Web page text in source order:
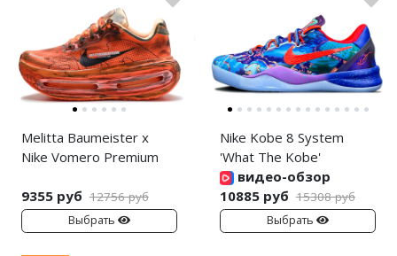
Melitta Baumeister x
Nike Vomero Premium
9355 руб 12756 руб
Выбрать
Nike Kobe 8 System
'What The Kobe'
видео-обзор
10885 руб 15308 руб
Выбрать